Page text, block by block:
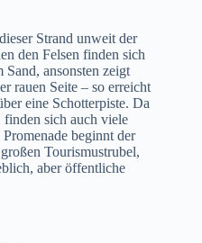
Strand unweit der
den Felsen finden sich
ansonsten zeigt
rauen Seite – so erreicht
eine Schotterpiste. Da
finden sich auch viele
beginnt der
Tourismustrubel,
aber öffentliche